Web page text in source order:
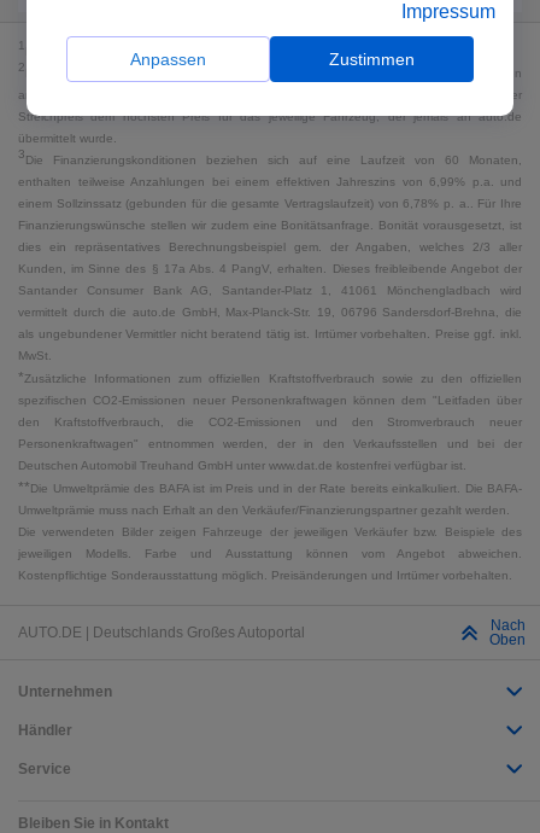
1
2 Bei dem Streichpreis handelt es sich für Neufahrzeuge und junge Gebrauchte um den
an auto.de übermittelten Listenpreis. Für alle anderen Fahrzeuge entspricht der
Streichpreis dem höchsten Preis für das jeweilige Fahrzeug, der jemals an auto.de
übermittelt wurde.
3Die Finanzierungskonditionen beziehen sich auf eine Laufzeit von 60 Monaten,
enthalten teilweise Anzahlungen bei einem effektiven Jahreszins von 6,99% p.a. und
einem Sollzinssatz (gebunden für die gesamte Vertragslaufzeit) von 6,78% p. a.. Für Ihre
Finanzierungswünsche stellen wir zudem eine Bonitätsanfrage. Bonität vorausgesetzt, ist
dies ein repräsentatives Berechnungsbeispiel gem. der Angaben, welches 2/3 aller
Kunden, im Sinne des § 17a Abs. 4 PangV, erhalten. Dieses freibleibende Angebot der
Santander Consumer Bank AG, Santander-Platz 1, 41061 Mönchengladbach wird
vermittelt durch die auto.de GmbH, Max-Planck-Str. 19, 06796 Sandersdorf-Brehna, die
als ungebundener Vermittler nicht beratend tätig ist. Irrtümer vorbehalten. Preise ggf. inkl.
MwSt.
*Zusätzliche Informationen zum offiziellen Kraftstoffverbrauch sowie zu den offiziellen
spezifischen CO2-Emissionen neuer Personenkraftwagen können dem "Leitfaden über
den Kraftstoffverbrauch, die CO2-Emissionen und den Stromverbrauch neuer
Personenkraftwagen" entnommen werden, der in den Verkaufsstellen und bei der
Deutschen Automobil Treuhand GmbH unter www.dat.de kostenfrei verfügbar ist.
**Die Umweltprämie des BAFA ist im Preis und in der Rate bereits einkalkuliert. Die BAFA-
Umweltprämie muss nach Erhalt an den Verkäufer/Finanzierungspartner gezahlt werden.
Die verwendeten Bilder zeigen Fahrzeuge der jeweiligen Verkäufer bzw. Beispiele des
jeweiligen Modells. Farbe und Ausstattung können vom Angebot abweichen.
Kostenpflichtige Sonderausstattung möglich. Preisänderungen und Irrtümer vorbehalten.
AUTO.DE | Deutschlands Großes Autoportal
Nach
Oben
Unternehmen
Händler
Service
Bleiben Sie in Kontakt
anpassen. Dies ist auch später jederzeit im Bereich
Cookie-Richtliniemöglich. Weitere Informationen finden
Sie in unsererDatenschutzerklärung .
Impressum
Anpassen Zustimmen